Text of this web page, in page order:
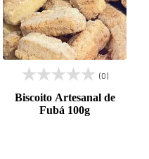
(0)
Biscoito Artesanal de
Fubá 100g